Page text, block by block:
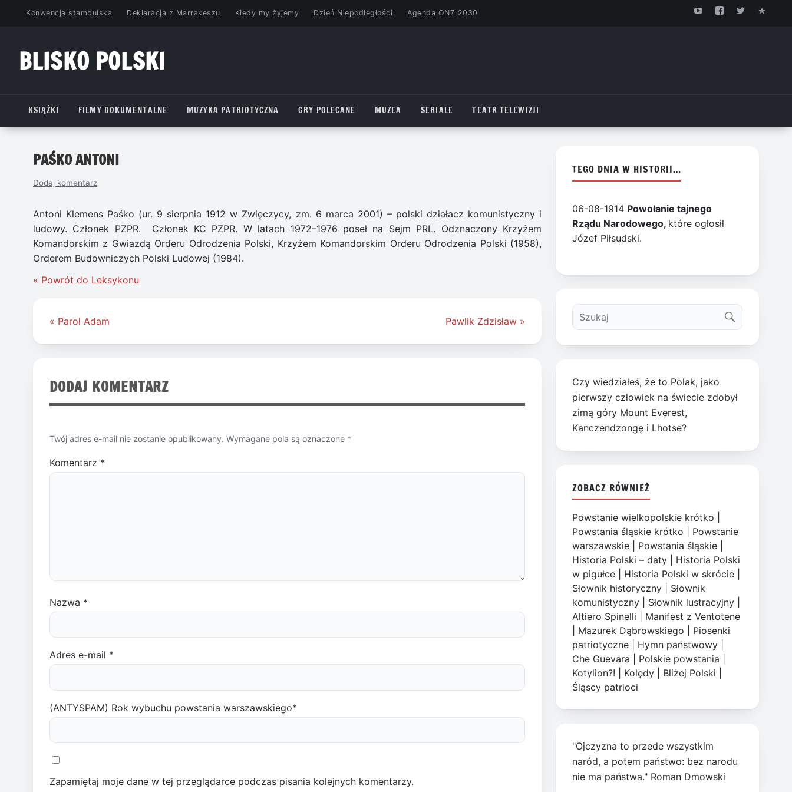
PrzejdźKonwencja stambulska Deklaracja z Marrakeszu Kiedy my żyjemy Dzień Niepodległości Agenda ONZ 2030
BLISKO POLSKI
KSIĄŻKI
FILMY DOKUMENTALNE MUZYKA PATRIOTYCZNA GRY POLECANE MUZEA SERIALE TEATR TELEWIZJI
PAŚKO ANTONI
Dodaj komentarz
Antoni Klemens Paśko (ur. 9 sierpnia 1912 w Zwięczycy, zm. 6 marca 2001) – polski działacz komunistyczny i
ludowy. Członek PZPR. Członek KC PZPR. W latach 1972–1976 poseł na Sejm PRL. Odznaczony Krzyżem
Komandorskim z Gwiazdą Orderu Odrodzenia Polski, Krzyżem Komandorskim Orderu Odrodzenia Polski (1958),
Orderem Budowniczych Polski Ludowej (1984).
« Powrót do Leksykonu
Nawigacja
« Parol Adam Pawlik Zdzisław »
DODAJ KOMENTARZ
Twój adres e-mail nie zostanie opublikowany. Wymagane pola są oznaczone *
Komentarz *
Nazwa *
Adres e-mail *
(ANTYSPAM) Rok wybuchu powstania warszawskiego*
Zapamiętaj moje dane w tej przeglądarce podczas pisania kolejnych komentarzy.
TEGO DNIA W HISTORII…
06-08-1914 Powołanie tajnego
Rządu Narodowego, które ogłosił
Józef Piłsudski.
Czy wiedziałeś, że to Polak, jako
pierwszy człowiek na świecie zdobył
zimą góry Mount Everest,
Kanczendzongę i Lhotse?
ZOBACZ RÓWNIEŻ
Powstanie wielkopolskie krótko
Powstania śląskie krótko
Powstanie
warszawskie
Powstania śląskie
Historia Polski – daty
Historia Polski
w pigułce
Historia Polski w skrócie
Słownik historyczny
Słownik
komunistyczny
Słownik lustracyjny
Altiero Spinelli
Manifest z Ventotene
Mazurek Dąbrowskiego
Piosenki
patriotyczne
Hymn państwowy
Che Guevara
Polskie powstania
Kotylion?!
Kolędy Bliżej Polski
Śląscy patrioci
"Ojczyzna to przede wszystkim
naród, a potem państwo: bez narodu
nie ma państwa." Roman Dmowski